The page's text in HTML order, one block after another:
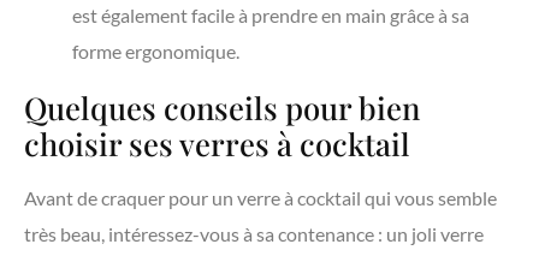
est également facile à prendre en main grâce à sa
forme ergonomique.
Quelques conseils pour bien
choisir ses verres à cocktail
Avant de craquer pour un verre à cocktail qui vous semble
très beau, intéressez-vous à sa contenance : un joli verre